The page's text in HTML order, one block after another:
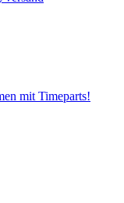
mit Timeparts!